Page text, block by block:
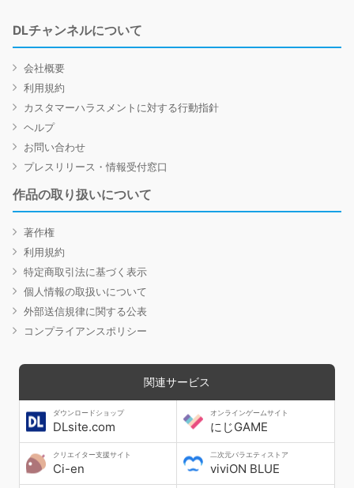
DLチャンネルについて
会社概要
利用規約
カスタマーハラスメントに対する行動指針
ヘルプ
お問い合わせ
プレスリリース・情報受付窓口
作品の取り扱いについて
著作権
利用規約
特定商取引法に基づく表示
個人情報の取扱いについて
外部送信規律に関する公表
コンプライアンスポリシー
関連サービス
ダウンロードショップ
DLsite.com
オンラインゲームサイト
にじGAME
クリエイター支援サイト
Ci-en
二次元バラエティストア
viviON BLUE